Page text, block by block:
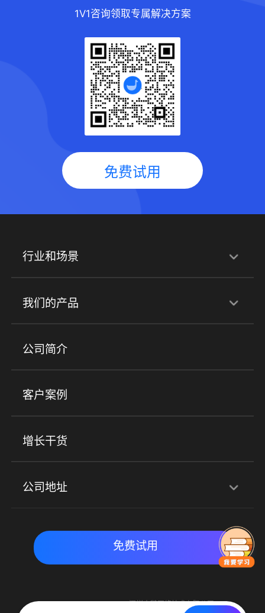
1V1咨询领取专属解决方案
免费试用
行业和场景
行业解决方案
培训机构 职业技能培训 兴趣培训
金融行业
心理机构
实时私域带货 数字化运营
我们的产品
产品
小程序商城 ERP 企微SCRM
社群圈子
公司简介
客户案例
增长干货
公司地址
北京地址：北京市朝阳区朝外大街乙6号23层
免费试用
Copyright © 2015-2018 深圳小鹅网络技术有限公司